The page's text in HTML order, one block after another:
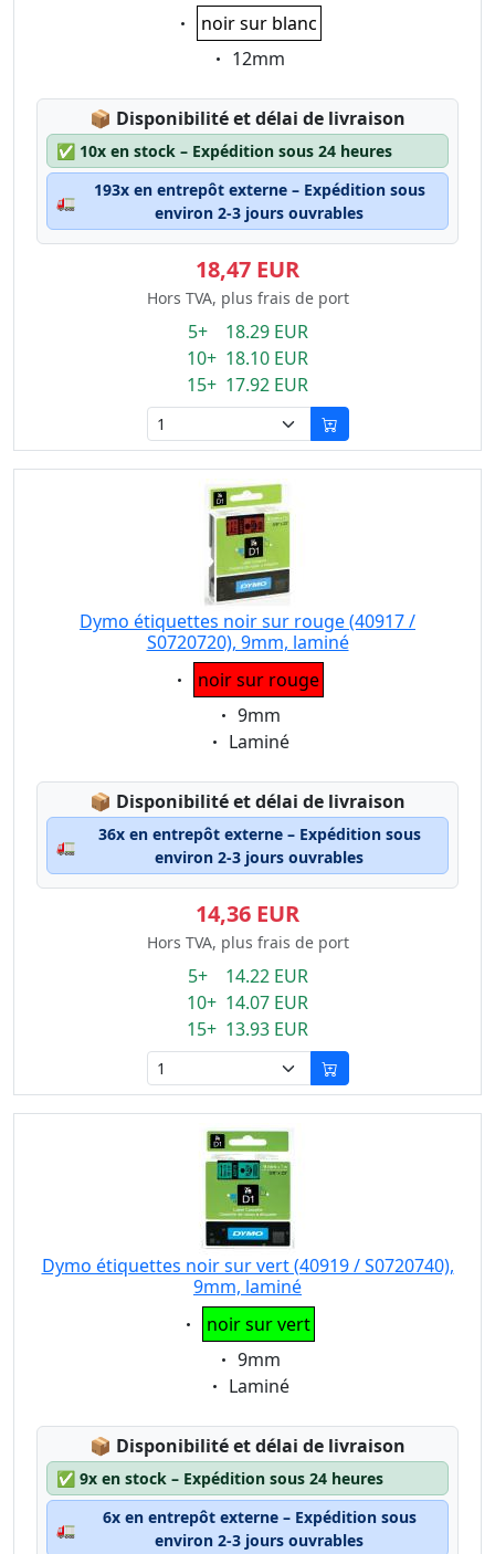
Eigenschaft:
noir sur blanc
Eigenschaft:
12mm
📦 Lagerstatus:
Disponibilité et délai de livraison
✅ 10x en stock – Expédition sous 24 heures
🚛
193x en entrepôt externe – Expédition sous
environ 2-3 jours ouvrables
18,47 EUR
Hors TVA, plus frais de port
5+ 18.29 EUR
10+ 18.10 EUR
15+ 17.92 EUR
Dymo étiquettes noir sur rouge (40917 /
S0720720), 9mm, laminé
Eigenschaft:
noir sur rouge
Eigenschaft:
9mm
Eigenschaft:
Laminé
📦 Lagerstatus:
Disponibilité et délai de livraison
🚛
36x en entrepôt externe – Expédition sous
environ 2-3 jours ouvrables
14,36 EUR
Hors TVA, plus frais de port
5+ 14.22 EUR
10+ 14.07 EUR
15+ 13.93 EUR
Dymo étiquettes noir sur vert (40919 / S0720740),
9mm, laminé
Eigenschaft:
noir sur vert
Eigenschaft:
9mm
Eigenschaft:
Laminé
📦 Lagerstatus:
Disponibilité et délai de livraison
✅ 9x en stock – Expédition sous 24 heures
🚛
6x en entrepôt externe – Expédition sous
environ 2-3 jours ouvrables